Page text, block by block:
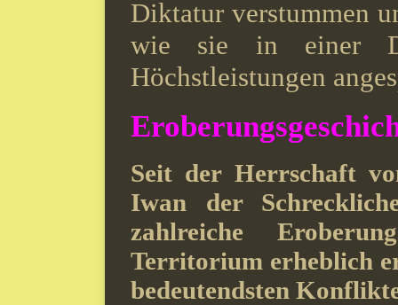
Diktatur verstummen
wie sie in einer
Höchstleistungen
Seit der Herrschaft
Iwan der
zahlreiche
Territorium erheblich
bedeutendsten